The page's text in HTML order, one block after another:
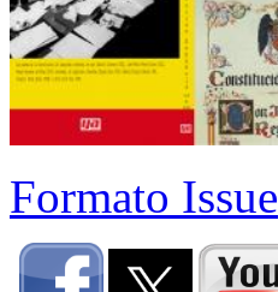
Formato Issue